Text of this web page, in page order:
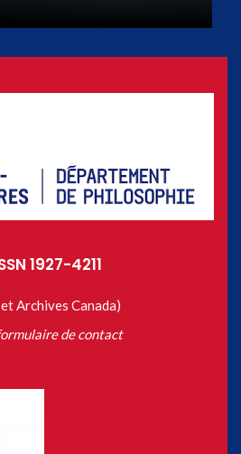
1927-4211
Archives Canada)
de contact